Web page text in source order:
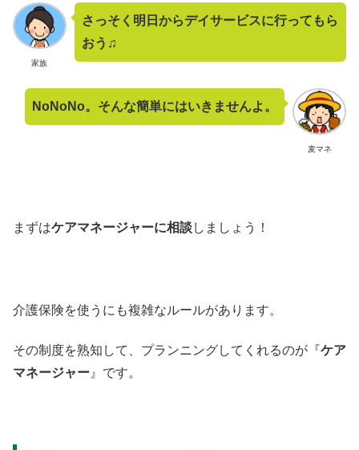
家族
さっそく明日からデイサービスに行ってもら
おう♫
麦マネ
NoNoNo。そんな簡単にはいきませんよ。
まずはケアマネージャーに相談しましょう！
介護保険を使うにも複雑なルールがあります。
その制度を熟知して、プランニングしてくれるのが『ケア
マネージャー』です。